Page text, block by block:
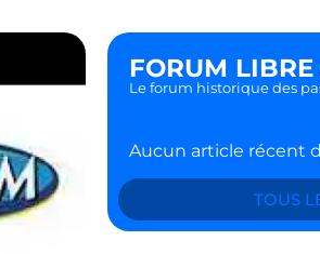
FORUM
Le forum historique des
Aucun article récent
TOUS